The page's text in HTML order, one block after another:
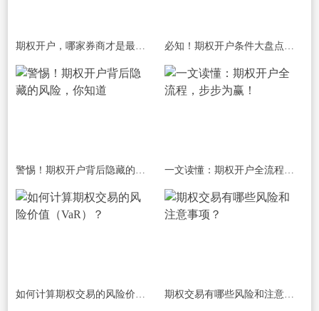
期权交易有哪些风险和注意事项？